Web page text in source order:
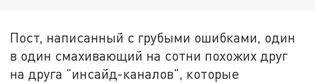
Пост, написанный с грубыми ошибками, один
в один смахивающий на сотни похожих друг
на друга "инсайд-каналов", которые